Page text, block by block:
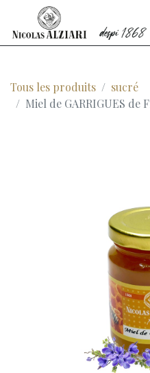
Tous les produits
sucré
Miel de GARRIGUES de